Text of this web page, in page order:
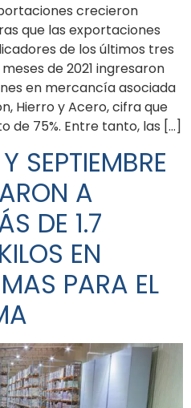
crecieron
que las exportaciones
de los últimos tres
de 2021 ingresaron
en mercancía asociada
Hierro y Acero, cifra que
de 75%. Entre tanto, las […]
SEPTIEMBRE
A
DE 1.7
EN
PARA EL